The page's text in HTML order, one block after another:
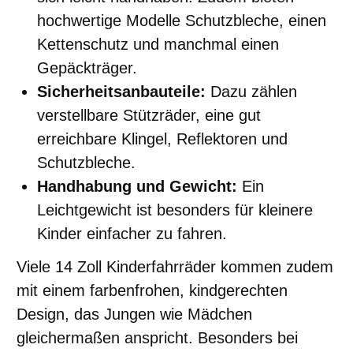
hochwertige Modelle Schutzbleche, einen
Kettenschutz und manchmal einen
Gepäckträger.
Sicherheitsanbauteile: Dazu zählen
verstellbare Stützräder, eine gut
erreichbare Klingel, Reflektoren und
Schutzbleche.
Handhabung und Gewicht: Ein
Leichtgewicht ist besonders für kleinere
Kinder einfacher zu fahren.
Viele 14 Zoll Kinderfahrräder kommen zudem
mit einem farbenfrohen, kindgerechten
Design, das Jungen wie Mädchen
gleichermaßen anspricht. Besonders bei